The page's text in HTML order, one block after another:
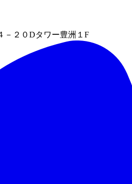
－２０Dタワー豊洲１F